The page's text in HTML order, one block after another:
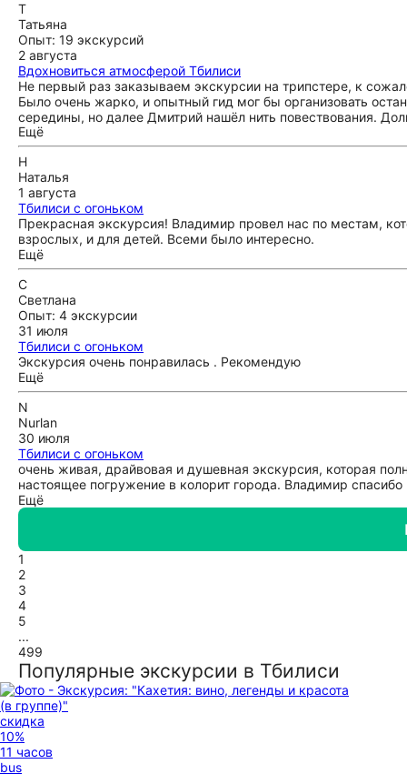
Т
Татьяна
Опыт: 19 экскурсий
2 августа
Вдохновиться атмосферой Тбилиси
Не первый раз заказываем экскурсии на трипстере, к
Было очень жарко, и опытный гид мог бы организовать
середины, но далее Дмитрий нашёл нить повествования.
экскурсовода не оказалось. Возникло ощущение, что
предлагал отвлечься на приглашения разных местных
поделиться, но советуем поработать над структурой и
получает организатор экскурсии Серго. В целом свою
Ещё
Н
Наталья
1 августа
Тбилиси с огоньком
Прекрасная экскурсия! Владимир провел нас по местам,
взрослых, и для детей. Всеми было интересно.
Ещё
С
Светлана
Опыт: 4 экскурсии
31 июля
Тбилиси с огоньком
Экскурсия очень понравилась . Рекомендую
Ещё
N
Nurlan
30 июля
Тбилиси с огоньком
очень живая, драйвовая и душевная экскурсия, которая
настоящее погружение в колорит города. Владимир
Ещё
1
2
3
4
5
...
499
Популярные экскурсии в Тбилиси
скидка
10%
11 часов
bus